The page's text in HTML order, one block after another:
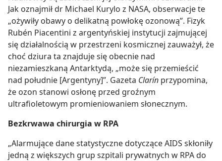
Jak oznajmił dr Michael Kurylo z NASA, obserwacje te
„ożywiły obawy o delikatną powłokę ozonową”. Fizyk
Rubén Piacentini z argentyńskiej instytucji zajmującej
się działalnością w przestrzeni kosmicznej zauważył, że
choć dziura ta znajduje się obecnie nad
niezamieszkaną Antarktydą, „może się przemieścić
nad południe [Argentyny]”. Gazeta Clarín przypomina,
że ozon stanowi osłonę przed groźnym
ultrafioletowym promieniowaniem słonecznym.
Bezkrwawa chirurgia w RPA
„Alarmujące dane statystyczne dotyczące AIDS skłoniły
jedną z większych grup szpitali prywatnych w RPA do